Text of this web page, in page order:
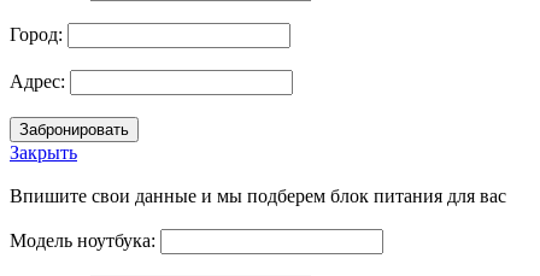
Город:
Адрес:
Закрыть
Впишите свои данные и мы подберем блок питания для вас
Модель ноутбука: